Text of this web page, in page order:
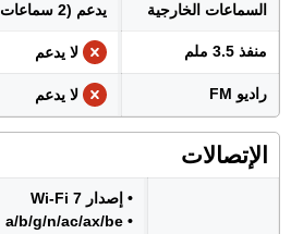
السماعات الخارجية يدعم (2 سماعات ستيريو)
منفذ 3.5 ملم لا يدعم
راديو FM لا يدعم
الإتصالات
• إصدار Wi-Fi 7
• a/b/g/n/ac/ax/be